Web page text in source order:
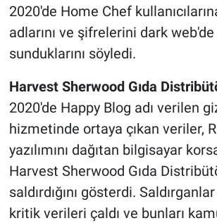
2020'de Home Chef
adlarını ve şifrelerini dark web'de
sunduklarını söyledi.
Harvest Sherwood Gıda
2020'de Happy Blog adı verilen
hizmetinde ortaya çıkan veriler,
yazılımını dağıtan bilgisayar
Harvest Sherwood Gıda
saldırdığını gösterdi.
kritik verileri çaldı ve bunları